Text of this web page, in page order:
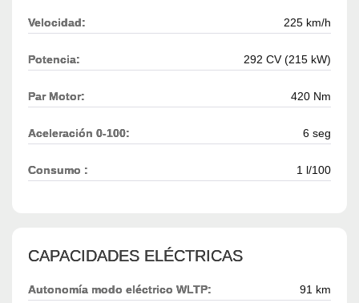
Velocidad: 225 km/h
Potencia: 292 CV (215 kW)
Par Motor: 420 Nm
Aceleración 0-100: 6 seg
Consumo : 1 l/100
CAPACIDADES ELÉCTRICAS
Autonomía modo eléctrico WLTP: 91 km